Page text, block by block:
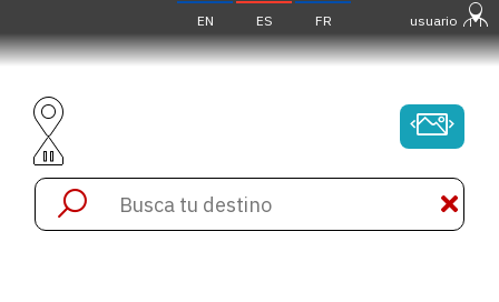
EN ES FR usuario